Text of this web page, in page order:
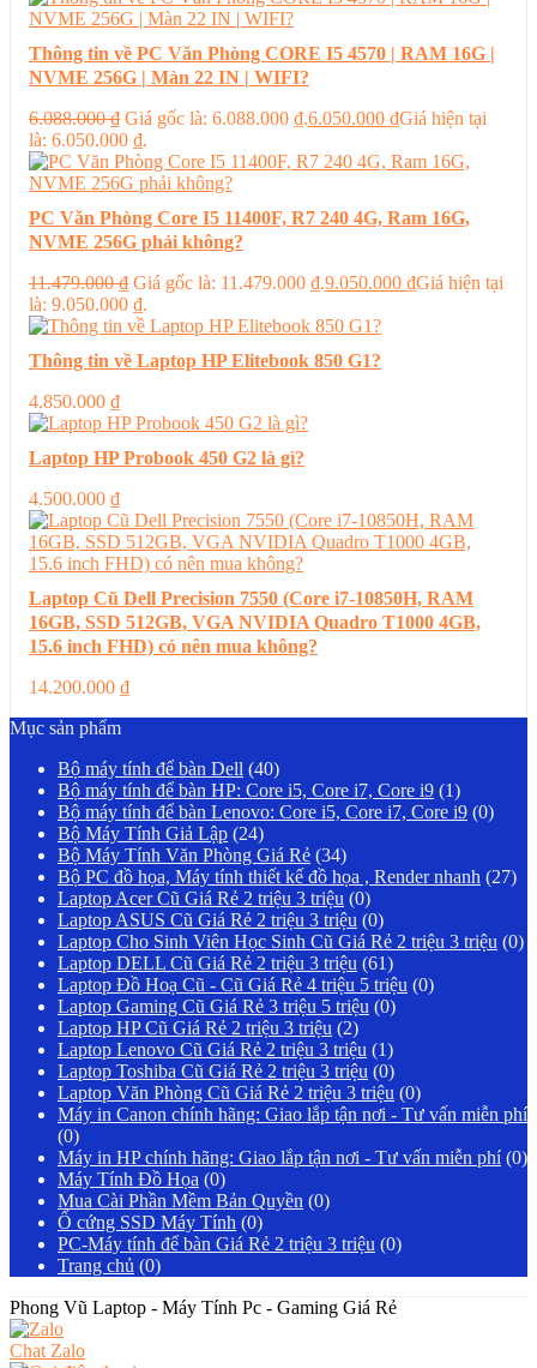
Thông tin về PC Văn Phòng CORE I5 4570 | RAM 16G |
NVME 256G | Màn 22 IN | WIFI?
6.088.000₫ Giá gốc là: 6.088.000 ₫.6.050.000 ₫Giá hiện tại
là: 6.050.000 ₫.
PC Văn Phòng Core I5 11400F, R7 240 4G, Ram 16G,
NVME 256G phải không?
11.479.000₫ Giá gốc là: 11.479.000 ₫.9.050.000 ₫Giá hiện tại
là: 9.050.000 ₫.
Thông tin về Laptop HP Elitebook 850 G1?
4.850.000 ₫
Laptop HP Probook 450 G2 là gì?
4.500.000 ₫
Laptop Cũ Dell Precision 7550 (Core i7-10850H, RAM
16GB, SSD 512GB, VGA NVIDIA Quadro T1000 4GB,
15.6 inch FHD) có nên mua không?
14.200.000 ₫
Mục sản phẩm
Bộ máy tính để bàn Dell (40)
Bộ máy tính để bàn HP: Core i5, Core i7, Core i9 (1)
Bộ máy tính để bàn Lenovo: Core i5, Core i7, Core i9 (0)
Bộ Máy Tính Giả Lập (24)
Bộ Máy Tính Văn Phòng Giá Rẻ (34)
Bộ PC đồ họa, Máy tính thiết kế đồ họa , Render nhanh (27)
Laptop Acer Cũ Giá Rẻ 2 triệu 3 triệu (0)
Laptop ASUS Cũ Giá Rẻ 2 triệu 3 triệu (0)
Laptop Cho Sinh Viên Học Sinh Cũ Giá Rẻ 2 triệu 3 triệu (0)
Laptop DELL Cũ Giá Rẻ 2 triệu 3 triệu (61)
Laptop Đồ Hoạ Cũ - Cũ Giá Rẻ 4 triệu 5 triệu (0)
Laptop Gaming Cũ Giá Rẻ 3 triệu 5 triệu (0)
Laptop HP Cũ Giá Rẻ 2 triệu 3 triệu (2)
Laptop Lenovo Cũ Giá Rẻ 2 triệu 3 triệu (1)
Laptop Toshiba Cũ Giá Rẻ 2 triệu 3 triệu (0)
Laptop Văn Phòng Cũ Giá Rẻ 2 triệu 3 triệu (0)
Máy in Canon chính hãng: Giao lắp tận nơi - Tư vấn miễn phí
(0)
Máy in HP chính hãng: Giao lắp tận nơi - Tư vấn miễn phí (0)
Máy Tính Đồ Họa (0)
Mua Cài Phần Mềm Bản Quyền (0)
Ổ cứng SSD Máy Tính (0)
PC-Máy tính để bàn Giá Rẻ 2 triệu 3 triệu (0)
Trang chủ (0)
Phong Vũ Laptop - Máy Tính Pc - Gaming Giá Rẻ
Chat Zalo